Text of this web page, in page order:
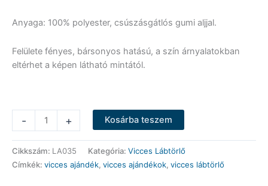
Anyaga: 100% polyester, csúszásgátlós gumi aljjal.
Felülete fényes, bársonyos hatású, a szín árnyalatokban
eltérhet a képen látható mintától.
-
Lábtörlő
-
Idebent
egy
+ Kosárba teszem
Cikkszám: LA035 Kategória: Vicces Lábtörlő
Címkék: vicces ajándék, vicces ajándékok, vicces lábtörlő